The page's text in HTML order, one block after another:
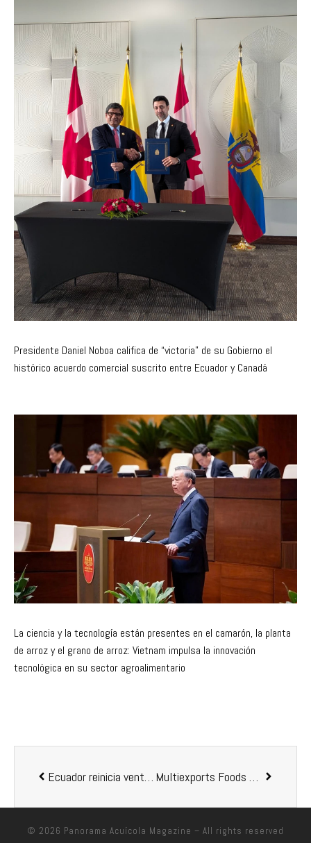
Presidente Daniel Noboa califica de “victoria” de su Gobierno el
histórico acuerdo comercial suscrito entre Ecuador y Canadá
La ciencia y la tecnología están presentes en el camarón, la planta
de arroz y el grano de arroz: Vietnam impulsa la innovación
tecnológica en su sector agroalimentario
Ecuador reinicia ventas de camarón a Brasil Multiexports Foods anuncia fin de producción de salmones en lagos para 2020
© 2026 Panorama Acuícola Magazine – All rights reserved